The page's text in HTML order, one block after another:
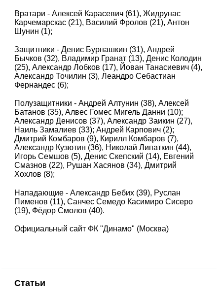
Вратари - Алексей Карасевич (61), Жидрунас
Карчемарскас (21), Василий Фролов (21), Антон
Шунин (1);
Защитники - Денис Бурнашкин (31), Андрей
Бычков (32), Владимир Гранат (13), Денис Колодин
(25), Александр Лобков (17), Йован Танасиевич (4),
Александр Точилин (3), Леандро Себастиан
Фернандес (6);
Полузащитники - Андрей Алтунин (38), Алексей
Батанов (35), Алвес Гомес Мигель Данни (10);
Александр Денисов (37), Александр Заикин (27),
Наиль Замалиев (33); Андрей Карпович (2);
Дмитрий Комбаров (9), Кирилл Комбаров (7),
Александр Кузютин (36), Николай Липаткин (44),
Игорь Семшов (5), Денис Скепский (14), Евгений
Смазнов (22), Рушан Хасянов (34), Дмитрий
Хохлов (8);
Нападающие - Александр Бебих (39), Руслан
Пименов (11), Санчес Семедо Касимиро Сисеро
(19), Фёдор Смолов (40).
Официальный сайт ФК "Динамо" (Москва)
Статьи